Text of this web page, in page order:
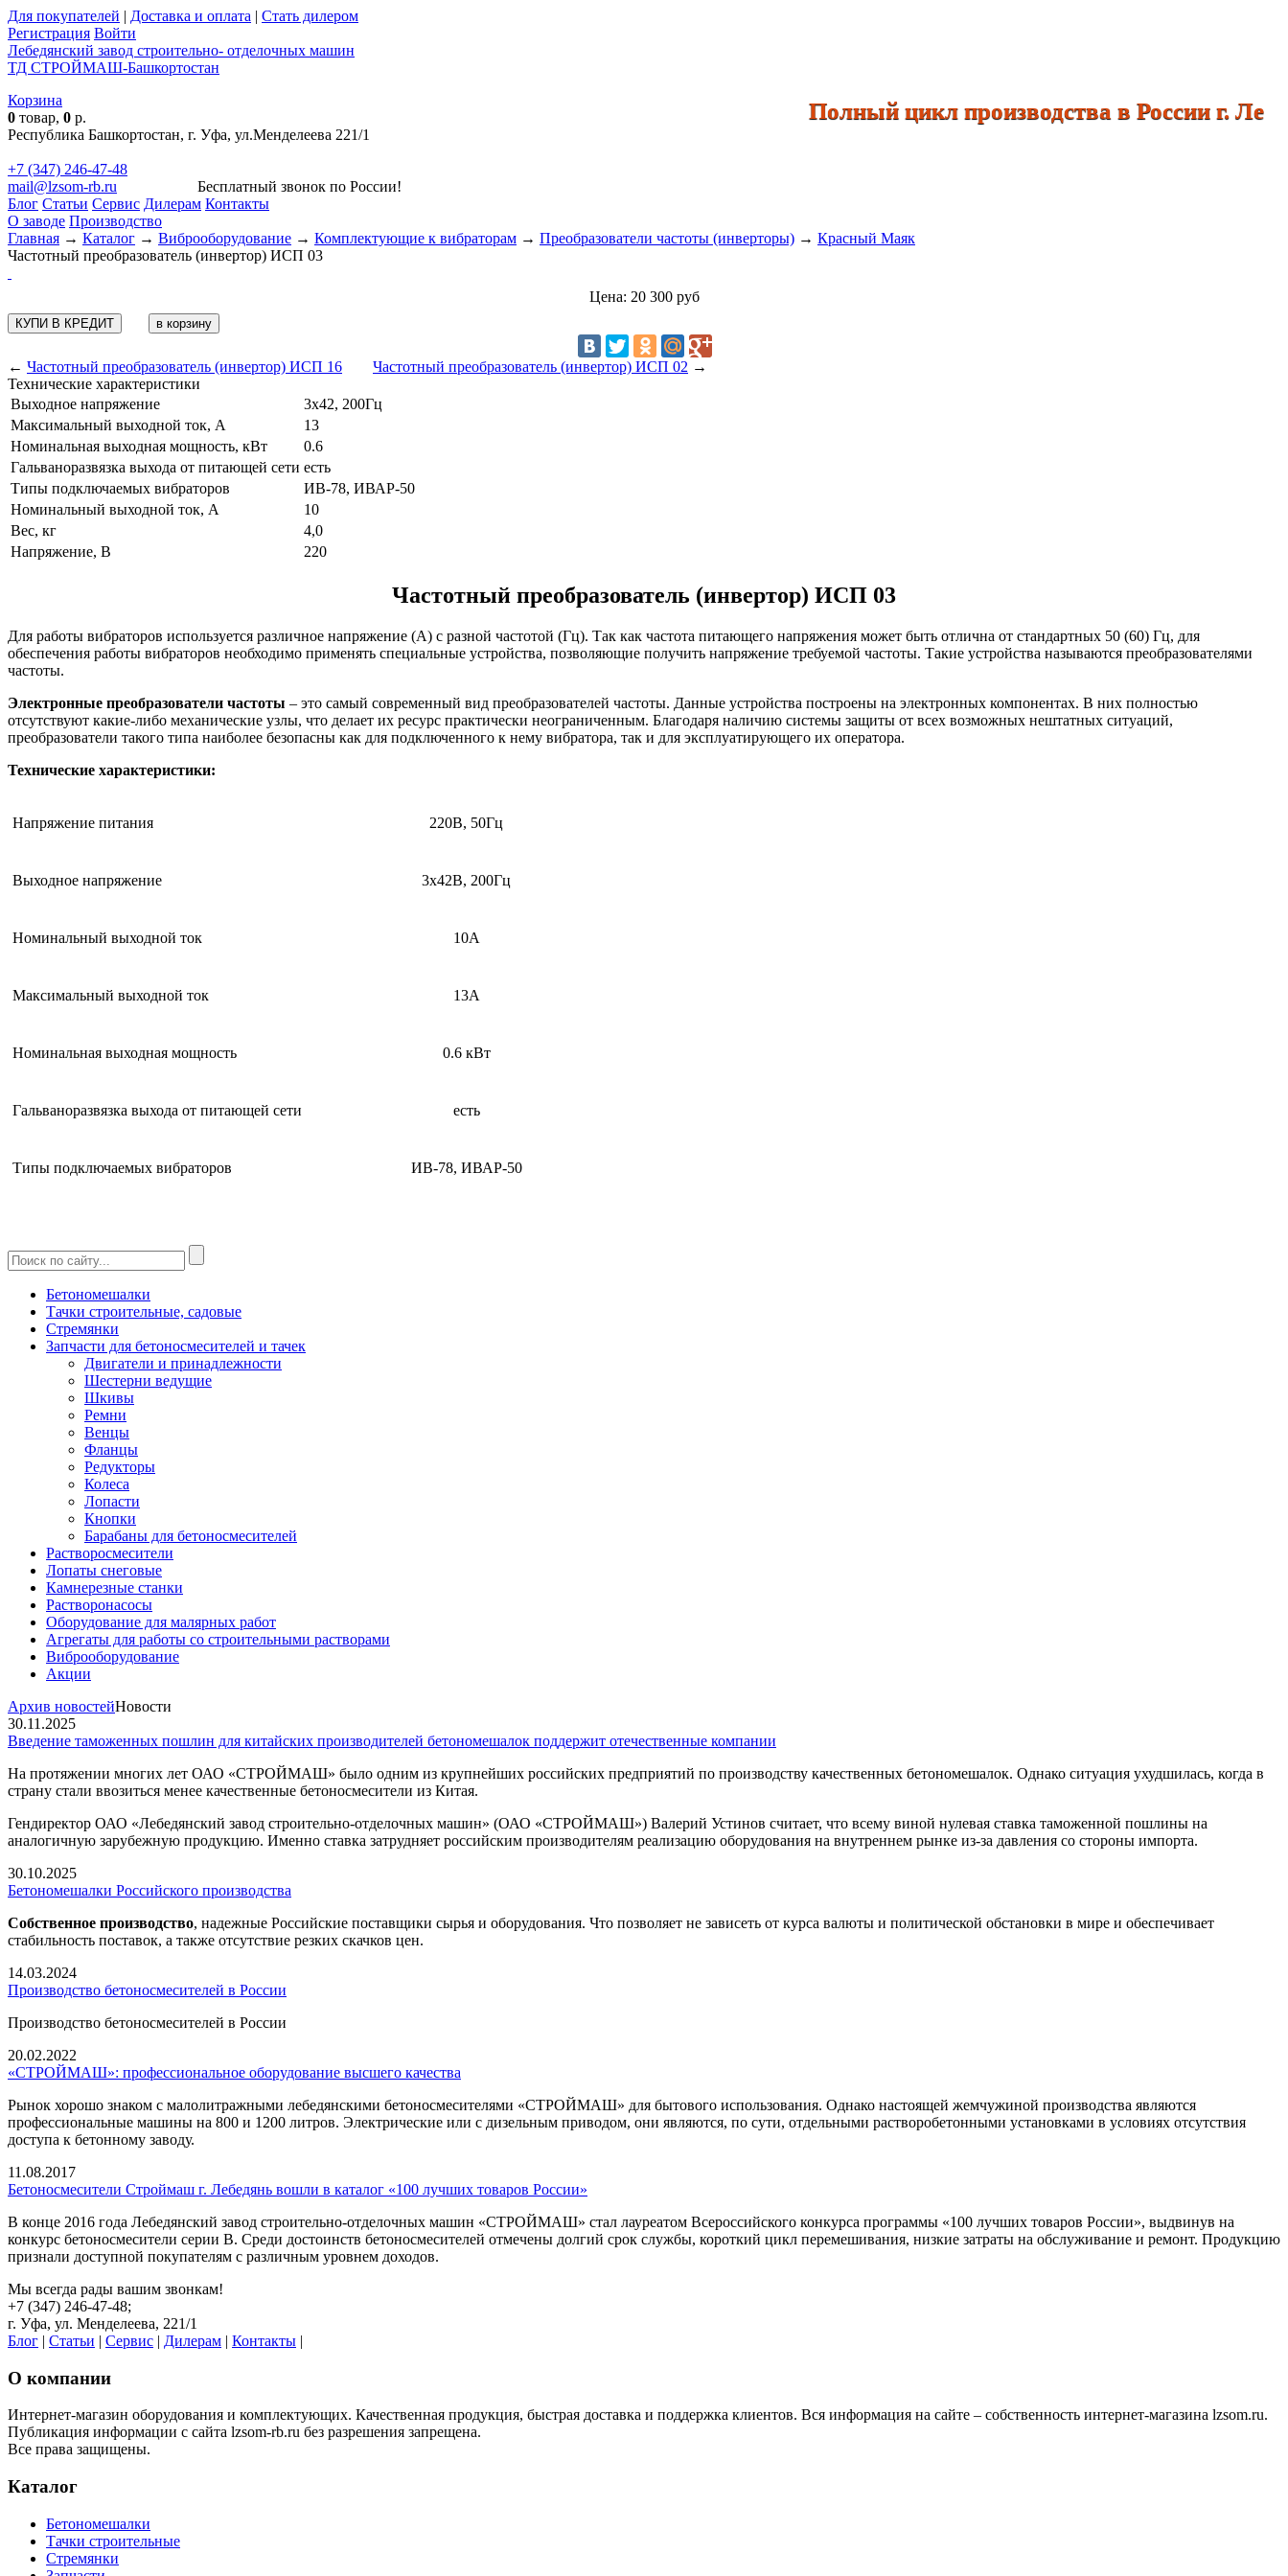
Для покупателей | Доставка и оплата | Стать дилером
Регистрация Войти
Лебедянский завод строительно- отделочных машин
ТД СТРОЙМАШ-Башкортостан
Полный цикл производства в
Корзина
0 товар, 0 р.
Республика Башкортостан, г. Уфа, ул.Менделеева 221/1
+7 (347) 246-47-48
mail@lzsom-rb.ru Бесплатный звонок по России!
Блог Статьи Сервис Дилерам Контакты
О заводе Производство
Главная → Каталог → Виброоборудование → Комплектующие к вибраторам → Преобразователи частоты (инверторы) → Красный Маяк
Частотный преобразователь (инвертор) ИСП 03
Цена: 20 300 руб
КУПИ В КРЕДИТ
← Частотный преобразователь (инвертор) ИСП 16 Частотный преобразователь (инвертор) ИСП 02 →
Технические характеристики
Выходное напряжение
3х42, 200Гц
Максимальный выходной ток, А
13
Номинальная выходная мощность, кВт
0.6
Гальваноразвязка выхода от питающей сети есть
Типы подключаемых вибраторов
ИВ-78, ИВАР-50
Номинальный выходной ток, А
10
Вес, кг
4,0
Напряжение, В
220
Частотный преобразователь (инвертор) ИСП 03
Для работы вибраторов используется различное напряжение (А) с разной частотой (Гц). Так как частота питающего напряжения может быть отлична от стандартных 50 (60) Гц, для
обеспечения работы вибраторов необходимо применять специальные устройства, позволяющие получить напряжение требуемой частоты. Такие устройства называются преобразователями
частоты.
Электронные преобразователи частоты – это самый современный вид преобразователей частоты. Данные устройства построены на электронных компонентах. В них полностью
отсутствуют какие-либо механические узлы, что делает их ресурс практически неограниченным. Благодаря наличию системы защиты от всех возможных нештатных ситуаций,
преобразователи такого типа наиболее безопасны как для подключенного к нему вибратора, так и для эксплуатирующего их оператора.
Технические характеристики:
Напряжение питания 220В, 50Гц
Выходное напряжение 3х42В, 200Гц
Номинальный выходной ток 10А
Максимальный выходной ток 13А
Номинальная выходная мощность 0.6 кВт
Гальваноразвязка выхода от питающей сети есть
Типы подключаемых вибраторов ИВ-78, ИВАР-50
Бетономешалки
Тачки строительные, садовые
Стремянки
Запчасти для бетоносмесителей и тачек
Двигатели и принадлежности
Шестерни ведущие
Шкивы
Ремни
Венцы
Фланцы
Редукторы
Колеса
Лопасти
Кнопки
Барабаны для бетоносмесителей
Растворосмесители
Лопаты снеговые
Камнерезные станки
Растворонасосы
Оборудование для малярных работ
Агрегаты для работы со строительными растворами
Виброоборудование
Акции
Архив новостейНовости
30.11.2025
Введение таможенных пошлин для китайских производителей бетономешалок поддержит отечественные компании
На протяжении многих лет ОАО «СТРОЙМАШ» было одним из крупнейших российских предприятий по производству качественных бетономешалок. Однако ситуация ухудшилась, когда в
страну стали ввозиться менее качественные бетоносмесители из Китая.
Гендиректор ОАО «Лебедянский завод строительно-отделочных машин» (ОАО «СТРОЙМАШ») Валерий Устинов считает, что всему виной нулевая ставка таможенной пошлины на
аналогичную зарубежную продукцию. Именно ставка затрудняет российским производителям реализацию оборудования на внутреннем рынке из-за давления со стороны импорта.
30.10.2025
Бетономешалки Российского производства
Собственное производство, надежные Российские поставщики сырья и оборудования. Что позволяет не зависеть от курса валюты и политической обстановки в мире и обеспечивает
стабильность поставок, а также отсутствие резких скачков цен.
14.03.2024
Производство бетоносмесителей в России
Производство бетоносмесителей в России
20.02.2022
«СТРОЙМАШ»: профессиональное оборудование высшего качества
Рынок хорошо знаком с малолитражными лебедянскими бетоносмесителями «СТРОЙМАШ» для бытового использования. Однако настоящей жемчужиной производства являются
профессиональные машины на 800 и 1200 литров. Электрические или с дизельным приводом, они являются, по сути, отдельными растворобетонными установками в условиях отсутствия
доступа к бетонному заводу.
11.08.2017
Бетоносмесители Строймаш г. Лебедянь вошли в каталог «100 лучших товаров России»
В конце 2016 года Лебедянский завод строительно-отделочных машин «СТРОЙМАШ» стал лауреатом Всероссийского конкурса программы «100 лучших товаров России», выдвинув на
конкурс бетоносмесители серии В. Среди достоинств бетоносмесителей отмечены долгий срок службы, короткий цикл перемешивания, низкие затраты на обслуживание и ремонт. Продукцию
признали доступной покупателям с различным уровнем доходов.
Мы всегда рады вашим звонкам!
+7 (347) 246-47-48;
г. Уфа, ул. Менделеева, 221/1
Блог | Статьи | Сервис | Дилерам | Контакты |
О компании
Интернет-магазин оборудования и комплектующих. Качественная продукция, быстрая доставка и поддержка клиентов. Вся информация на сайте – собственность интернет-магазина lzsom.ru.
Публикация информации с сайта lzsom-rb.ru без разрешения запрещена.
Все права защищены.
Каталог
Бетономешалки
Тачки строительные
Стремянки